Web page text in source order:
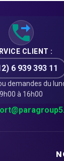
CLIENT :
6 939 393 11
demandes du
9h00 à 16h00